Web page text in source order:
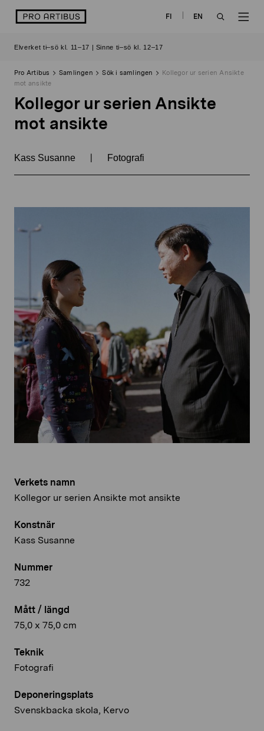
logo FI
EN
Elverket ti–sö kl. 11–17 | Sinne ti–sö kl. 12–17
Pro Artibus Samlingen Sök i samlingen
Kollegor ur serien Ansikte
mot ansikte
Kollegor ur serien Ansikte
mot ansikte
Kass Susanne | Fotografi
Verkets namn
Kollegor ur serien Ansikte mot ansikte
Konstnär
Kass Susanne
Nummer
732
Mått / längd
75,0 x 75,0 cm
Teknik
Fotografi
Deponeringsplats
Svenskbacka skola, Kervo